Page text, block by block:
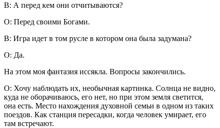
В: А перед кем они отчитываются?
О: Перед своими Богами.
В: Игра идет в том русле в котором она была задумана?
О: Да.
На этом моя фантазия иссякла. Вопросы закончились.
О: Хочу наблюдать их, необычная картинка. Солнца не видно,
куда не оборачиваюсь, его нет, но при этом земля светится,
она есть. Место нахождения духовной семьи в одном из таких
поездов. Как станция пересадки, когда человек умирает, его
там встречают.